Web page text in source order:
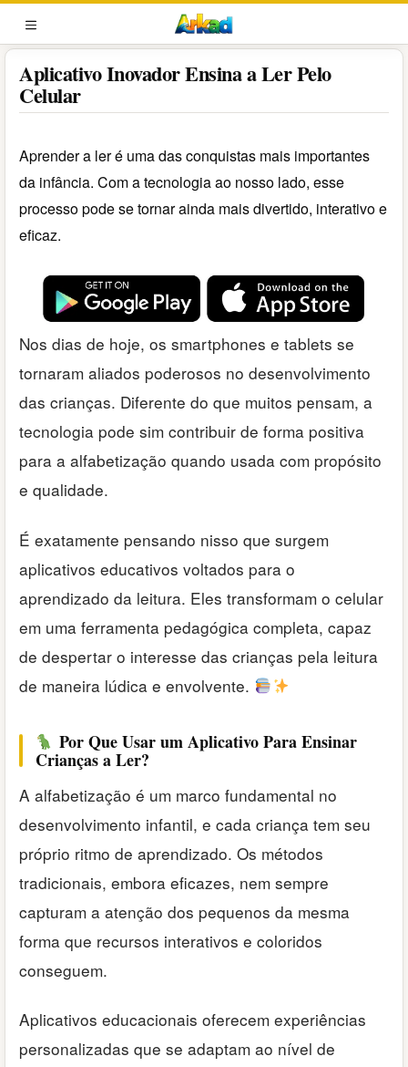
Pular
para
o
conteúdo
MENU
Aplicativo Inovador Ensina a Ler Pelo
Celular
Aprender a ler é uma das conquistas mais importantes
da infância. Com a tecnologia ao nosso lado, esse
processo pode se tornar ainda mais divertido, interativo e
eficaz.
Nos dias de hoje, os smartphones e tablets se
tornaram aliados poderosos no desenvolvimento
das crianças. Diferente do que muitos pensam, a
tecnologia pode sim contribuir de forma positiva
para a alfabetização quando usada com propósito
e qualidade.
É exatamente pensando nisso que surgem
aplicativos educativos voltados para o
aprendizado da leitura. Eles transformam o celular
em uma ferramenta pedagógica completa, capaz
de despertar o interesse das crianças pela leitura
de maneira lúdica e envolvente.
Por Que Usar um Aplicativo Para Ensinar
Crianças a Ler?
A alfabetização é um marco fundamental no
desenvolvimento infantil, e cada criança tem seu
próprio ritmo de aprendizado. Os métodos
tradicionais, embora eficazes, nem sempre
capturam a atenção dos pequenos da mesma
forma que recursos interativos e coloridos
conseguem.
Aplicativos educacionais oferecem experiências
personalizadas que se adaptam ao nível de